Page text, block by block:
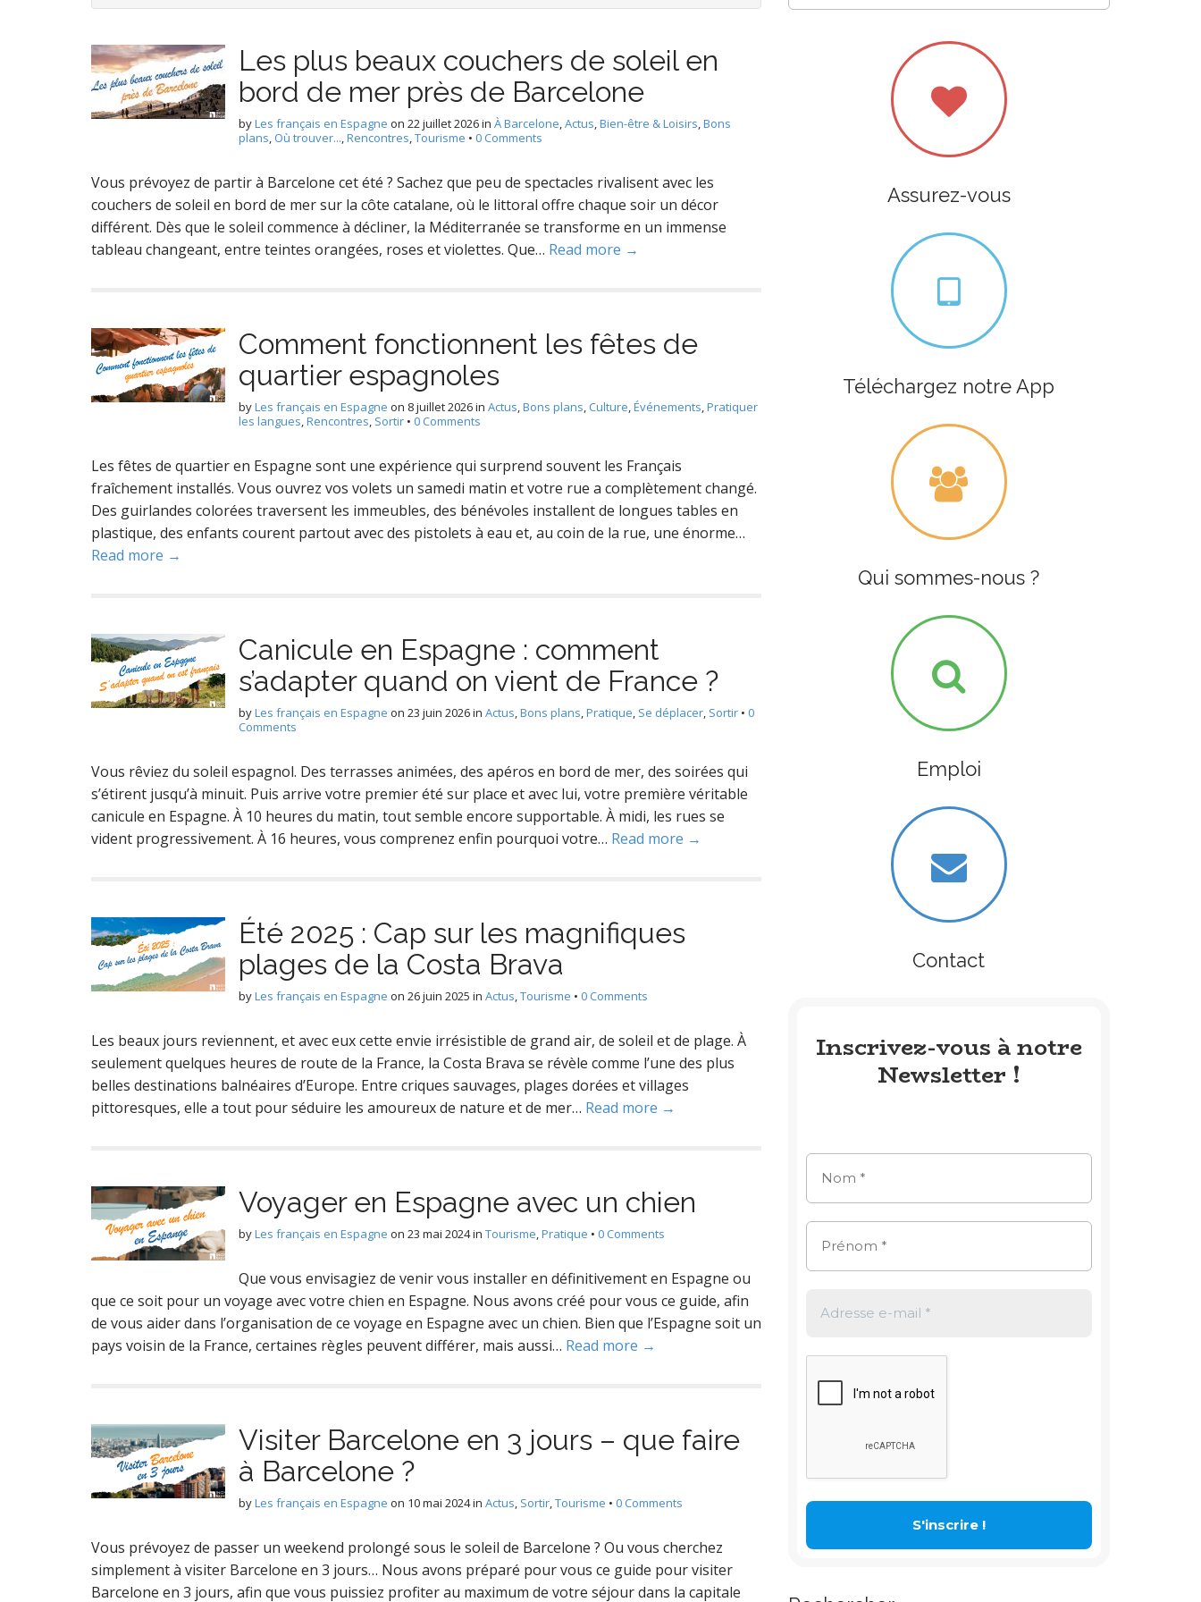
Les plus beaux couchers de soleil en
bord de mer près de Barcelone
byLes français en Espagne on 22 juillet 2026in À Barcelone,Actus,Bien-être & Loisirs,Bons
plans, Où trouver...,Rencontres,Tourisme • 0 Comments
Vous prévoyez de partir à Barcelone cet été ? Sachez que peu de spectacles rivalisent avec les
couchers de soleil en bord de mer sur la côte catalane, où le littoral offre chaque soir un décor
différent. Dès que le soleil commence à décliner, la Méditerranée se transforme en un immense
tableau changeant, entre teintes orangées, roses et violettes. Que… Read more →
Comment fonctionnent les fêtes de
quartier espagnoles
byLes français en Espagne on 8 juillet 2026in Actus,Bons plans, Culture,Événements,Pratiquer
les langues,Rencontres, Sortir • 0 Comments
Les fêtes de quartier en Espagne sont une expérience qui surprend souvent les Français
fraîchement installés. Vous ouvrez vos volets un samedi matin et votre rue a complètement changé.
Des guirlandes colorées traversent les immeubles, des bénévoles installent de longues tables en
plastique, des enfants courent partout avec des pistolets à eau et, au coin de la rue, une énorme…
Read more →
Canicule en Espagne : comment
s’adapter quand on vient de France ?
byLes français en Espagne on 23 juin 2026in Actus,Bons plans,Pratique, Se déplacer, Sortir • 0
Comments
Vous rêviez du soleil espagnol. Des terrasses animées, des apéros en bord de mer, des soirées qui
s’étirent jusqu’à minuit. Puis arrive votre premier été sur place et avec lui, votre première véritable
canicule en Espagne. À 10 heures du matin, tout semble encore supportable. À midi, les rues se
vident progressivement. À 16 heures, vous comprenez enfin pourquoi votre… Read more →
Été 2025 : Cap sur les magnifiques
plages de la Costa Brava
byLes français en Espagne on 26 juin 2025 in Actus,Tourisme • 0 Comments
Les beaux jours reviennent, et avec eux cette envie irrésistible de grand air, de soleil et de plage. À
seulement quelques heures de route de la France, la Costa Brava se révèle comme l’une des plus
belles destinations balnéaires d’Europe. Entre criques sauvages, plages dorées et villages
pittoresques, elle a tout pour séduire les amoureux de nature et de mer… Read more →
Voyager en Espagne avec un chien
byLes français en Espagne on 23 mai 2024in Tourisme,Pratique • 0 Comments
Que vous envisagiez de venir vous installer en définitivement en Espagne ou
que ce soit pour un voyage avec votre chien en Espagne. Nous avons créé pour vous ce guide, afin
de vous aider dans l’organisation de ce voyage en Espagne avec un chien. Bien que l’Espagne soit un
pays voisin de la France, certaines règles peuvent différer, mais aussi… Read more →
Visiter Barcelone en 3 jours – que faire
à Barcelone ?
byLes français en Espagne on 10 mai 2024in Actus, Sortir,Tourisme • 0 Comments
Vous prévoyez de passer un weekend prolongé sous le soleil de Barcelone ? Ou vous cherchez
simplement à visiter Barcelone en 3 jours… Nous avons préparé pour vous ce guide pour visiter
Barcelone en 3 jours, afin que vous puissiez profiter au maximum de votre séjour dans la capitale
Assurez-vous
Téléchargez notre App
Qui sommes-nous ?
Emploi
Contact
Inscrivez-vous à notre
Newsletter !